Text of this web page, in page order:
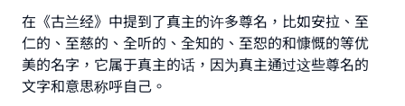
在《古兰经》中提到了真主的许多尊名，比如安拉、至
仁的、至慈的、全听的、全知的、至恕的和慷慨的等优
美的名字，它属于真主的话，因为真主通过这些尊名的
文字和意思称呼自己。